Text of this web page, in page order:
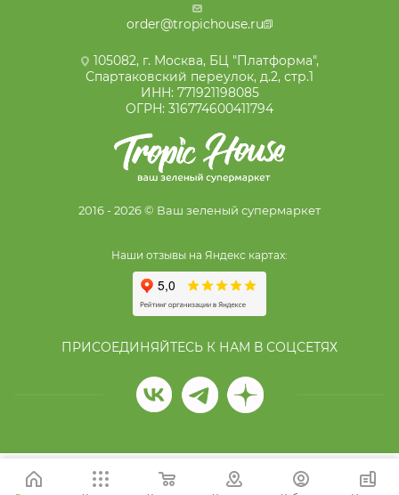
order@tropichouse.ru
105082, г. Москва, БЦ "Платформа",
Спартаковский переулок, д.2, стр.1
ИНН: 771921198085
ОГРН: 316774600411794
2016 - 2026 © Ваш зеленый супермаркет
Наши отзывы на Яндекс картах:
ПРИСОЕДИНЯЙТЕСЬ К НАМ В СОЦСЕТЯХ